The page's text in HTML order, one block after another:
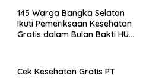
145 Warga Bangka Selatan
Ikuti Pemeriksaan Kesehatan
Gratis dalam Bulan Bakti HUT
Cek Kesehatan Gratis PT